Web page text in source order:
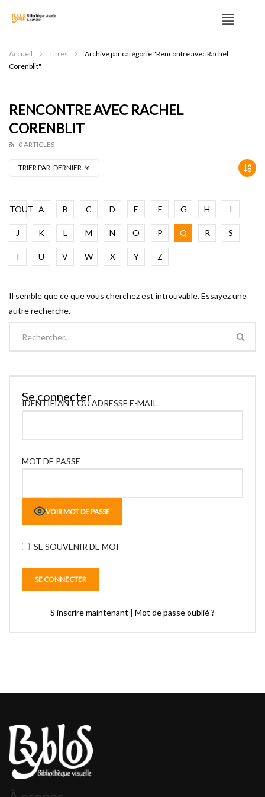
Accueil Titres
Archive par catégorie "Rencontre avec Rachel
Corenblit"
RENCONTRE AVEC RACHEL
CORENBLIT
0 ARTICLES
TRIER PAR:DERNIER
TOUT A B C D E F G H I
J K L M N O P Q R S
T U V W X Y Z
Il semble que ce que vous cherchez est introuvable. Essayez une
autre recherche.
Se connecter
IDENTIFIANT OU ADRESSE E-MAIL
MOT DE PASSE
VOIR MOT DE PASSE
SE SOUVENIR DE MOI
S’inscrire maintenant | Mot de passe oublié ?